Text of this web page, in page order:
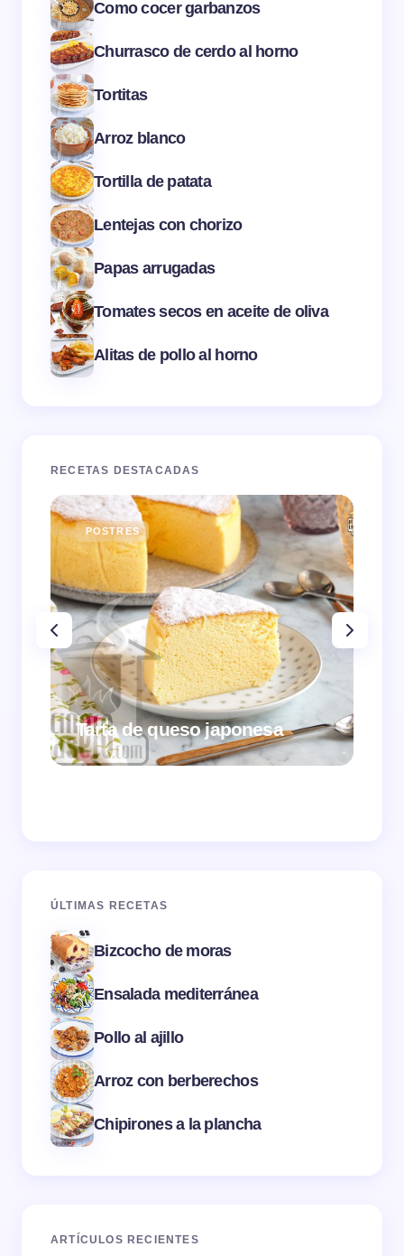
Como cocer garbanzos
Churrasco de cerdo al horno
Tortitas
Arroz blanco
Tortilla de patata
Lentejas con chorizo
Papas arrugadas
Tomates secos en aceite de oliva
Alitas de pollo al horno
RECETAS DESTACADAS
POSTRES
Tarta de queso japonesa
ÚLTIMAS RECETAS
Bizcocho de moras
Ensalada mediterránea
Pollo al ajillo
Arroz con berberechos
Chipirones a la plancha
ARTÍCULOS RECIENTES